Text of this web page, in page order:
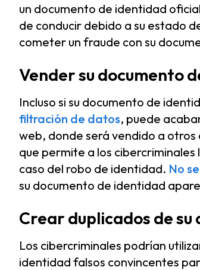
un documento de identidad
de conducir debido a su estado
cometer un fraude con su
Vender su documento
Incluso si su documento de
filtración de datos, puede
web, donde será vendido a otros
que permite a los
caso del robo de identidad. No
su documento de identidad
Crear duplicados de
Los cibercriminales podrían
identidad falsos convincentes